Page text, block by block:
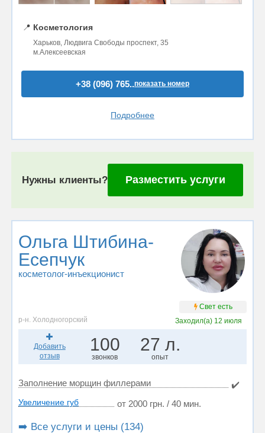
📍 Косметология
Харьков, Людвига Свободы проспект, 35
м.Алексеевская
+38 (096) 765..показать номер
Подробнее
Нужны клиенты? Разместить услуги
Ольга Штибина-
Есепчук
косметолог-инъекционист
Свет есть
р-н. Холодногорский
Заходил(а) 12 июля
Добавить
отзыв
100
звонков
27 л.
опыт
Заполнение морщин филлерами ✔️
Увеличение губ от 2000 грн. / 40 мин.
➡️ Все услуги и цены (134)